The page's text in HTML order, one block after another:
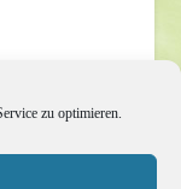
zu optimieren.